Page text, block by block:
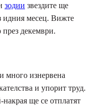
зодии звездите ще
идния месец. Вижте
декември.
много изнервена
и упорит труд.
ще се отплатят